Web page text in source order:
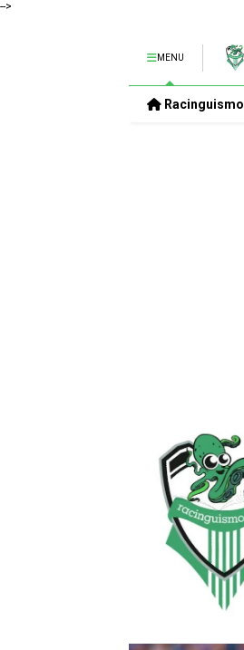
-->
MENU
Racinguismo